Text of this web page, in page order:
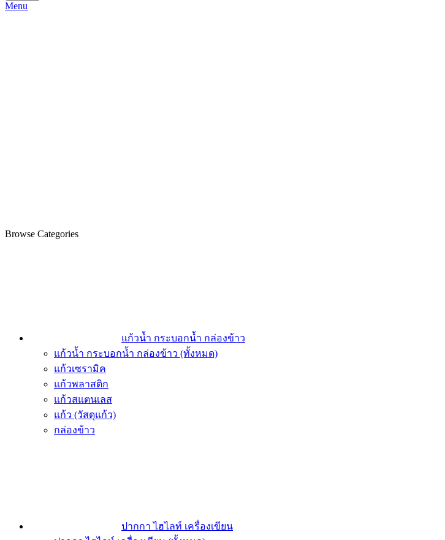
Menu
Browse Categories
แก้วน้ำ กระบอกน้ำ กล่องข้าว
แก้วน้ำ กระบอกน้ำ กล่องข้าว (ทั้งหมด)
แก้วเซรามิค
แก้วพลาสติก
แก้วสแตนเลส
แก้ว (วัสดุแก้ว)
กล่องข้าว
ปากกา ไฮไลท์ เครื่องเขียน